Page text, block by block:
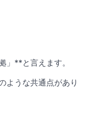
」**と言えます。
ような共通点があり